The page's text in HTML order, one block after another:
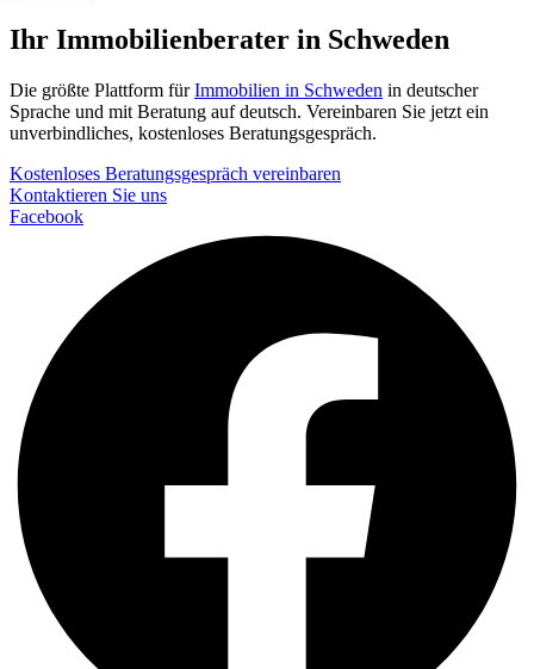
Ihr Immobilienberater in Schweden
Die größte Plattform fürImmobilien in Schweden in deutscher
Sprache und mit Beratung auf deutsch. Vereinbaren Sie jetzt ein
unverbindliches, kostenloses Beratungsgespräch.
Kostenloses Beratungsgespräch vereinbaren
Kontaktieren Sie uns
Facebook